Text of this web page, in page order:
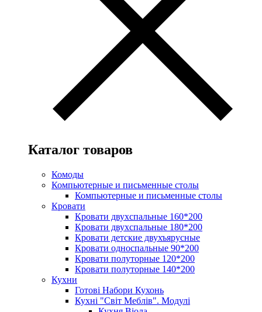
Каталог товаров
Комоды
Компьютерные и письменные столы
Компьютерные и письменные столы
Кровати
Кровати двухспальные 160*200
Кровати двухспальные 180*200
Кровати детские двухъярусные
Кровати односпальные 90*200
Кровати полуторные 120*200
Кровати полуторные 140*200
Кухни
Готові Набори Кухонь
Кухні "Світ Меблів". Модулі